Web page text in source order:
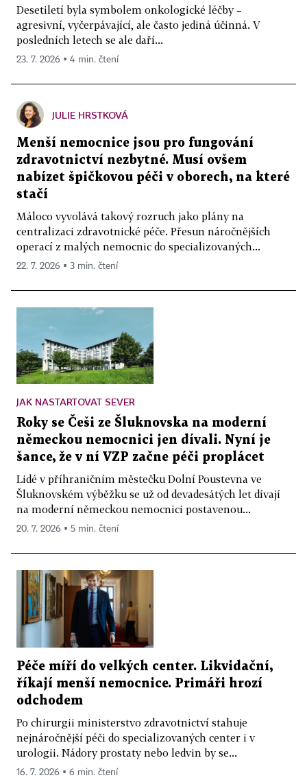
Desetiletí byla symbolem onkologické léčby –
agresivní, vyčerpávající, ale často jediná účinná. V
posledních letech se ale daří...
23. 7. 2026 ▪ 4 min. čtení
JULIE HRSTKOVÁ
Menší nemocnice jsou pro fungování
zdravotnictví nezbytné. Musí ovšem
nabízet špičkovou péči v oborech, na které
stačí
Máloco vyvolává takový rozruch jako plány na
centralizaci zdravotnické péče. Přesun náročnějších
operací z malých nemocnic do specializovaných...
22. 7. 2026 ▪ 3 min. čtení
JAK NASTARTOVAT SEVER
Roky se Češi ze Šluknovska na moderní
německou nemocnici jen dívali. Nyní je
šance, že v ní VZP začne péči proplácet
Lidé v příhraničním městečku Dolní Poustevna ve
Šluknovském výběžku se už od devadesátých let dívají
na moderní německou nemocnici postavenou...
20. 7. 2026 ▪ 5 min. čtení
Péče míří do velkých center. Likvidační,
říkají menší nemocnice. Primáři hrozí
odchodem
Po chirurgii ministerstvo zdravotnictví stahuje
nejnáročnější péči do specializovaných center i v
urologii. Nádory prostaty nebo ledvin by se...
16. 7. 2026 ▪ 6 min. čtení